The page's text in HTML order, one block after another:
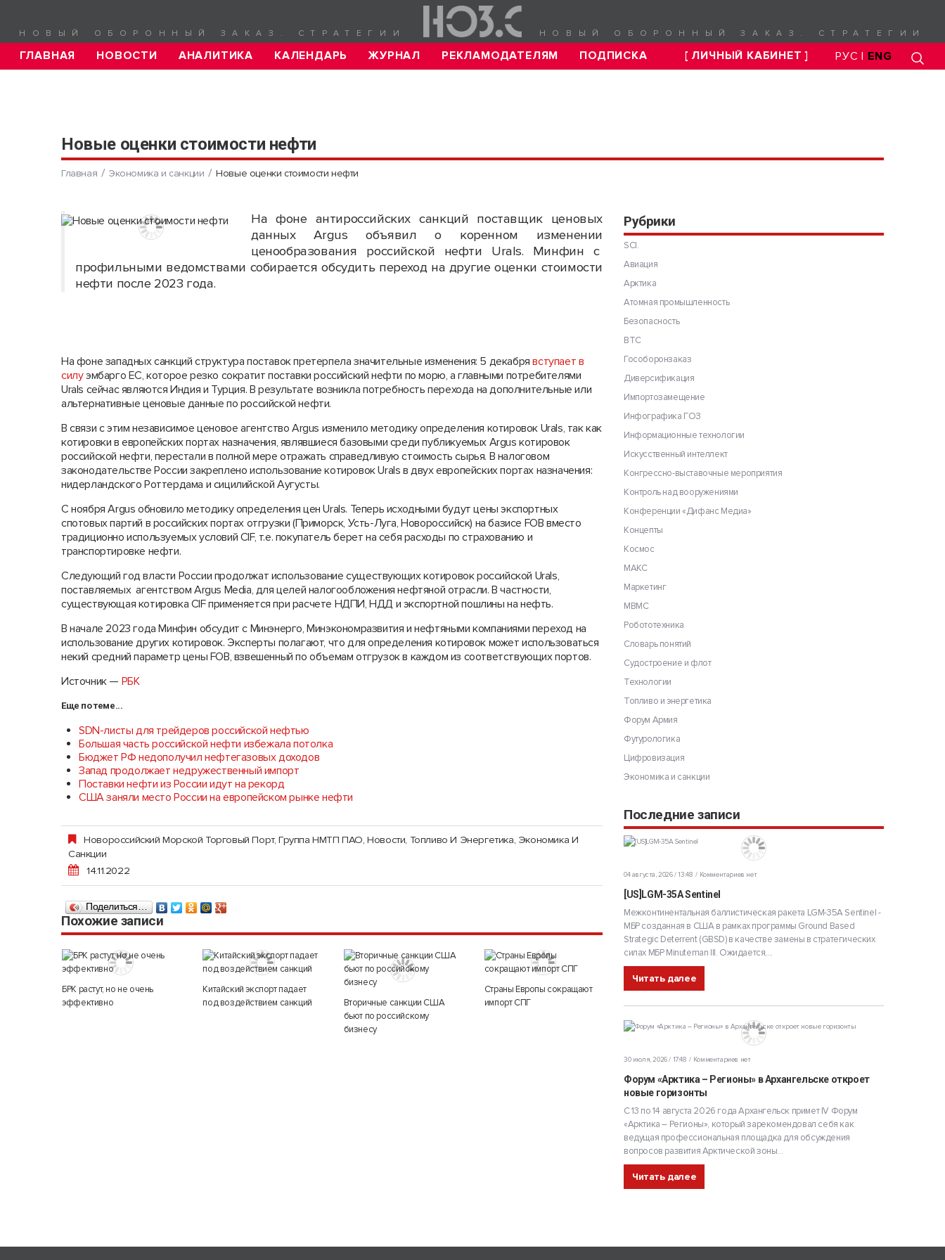
НОВЫЙ ОБОРОННЫЙ ЗАКАЗ. СТРАТЕГИИ НОВЫЙ ОБОРОННЫЙ ЗАКАЗ. СТРАТЕГИИ
ГЛАВНАЯ НОВОСТИ АНАЛИТИКА КАЛЕНДАРЬ ЖУРНАЛ РЕКЛАМОДАТЕЛЯМ ПОДПИСКА [ ЛИЧНЫЙ КАБИНЕТ ] РУС | ENG
Новые оценки стоимости нефти
Главная Экономика и санкции Новые оценки стоимости нефти
На фоне антироссийских санкций поставщик ценовых
данных Argus объявил о коренном изменении
ценообразования российской нефти Urals. Минфин с
профильными ведомствами собирается обсудить переход на другие оценки стоимости
нефти после 2023 года.
На фоне западных санкций структура поставок претерпела значительные изменения: 5 декабрявступает в
силуэмбарго ЕС, которое резко сократит поставки российский нефти по морю, а главными потребителями
Urals сейчас являются Индия и Турция. В результате возникла потребность перехода на дополнительные или
альтернативные ценовые данные по российской нефти.
В связи с этим независимое ценовое агентство Argus изменило методику определения котировок Urals, так как
котировки в европейских портах назначения, являвшиеся базовыми среди публикуемых Argus котировок
российской нефти, перестали в полной мере отражать справедливую стоимость сырья. В налоговом
законодательстве России закреплено использование котировок Urals в двух европейских портах назначения:
нидерландского Роттердама и сицилийской Аугусты.
С ноября Argus обновило методику определения цен Urals. Теперь исходными будут цены экспортных
спотовых партий в российских портах отгрузки (Приморск, Усть-Луга, Новороссийск) на базисе FOB вместо
традиционно используемых условий CIF, т.е. покупатель берет на себя расходы по страхованию и
транспортировке нефти.
Следующий год власти России продолжат использование существующих котировок российской Urals,
поставляемых агентством Argus Media, для целей налогообложения нефтяной отрасли. В частности,
существующая котировка CIF применяется при расчете НДПИ, НДД и экспортной пошлины на нефть.
В начале 2023 года Минфин обсудит с Минэнерго, Минэкономразвития и нефтяными компаниями переход на
использование других котировок. Эксперты полагают, что для определения котировок может использоваться
некий средний параметр цены FOB, взвешенный по объемам отгрузок в каждом из соответствующих портов.
Источник — РБК
Еще по теме...
SDN-листы для трейдеров российской нефтью
Большая часть российской нефти избежала потолка
Бюджет РФ недополучил нефтегазовых доходов
Запад продолжает недружественный импорт
Поставки нефти из России идут на рекорд
США заняли место России на европейском рынке нефти
Новороссийский Морской Торговый Порт, Группа НМТП ПАО,Новости, Топливо И Энергетика, Экономика И
Санкции
14.11.2022
Поделиться…
Похожие записи
БРК растут, но не очень
эффективно
Китайский экспорт падает
под воздействием санкций
Вторичные санкции США
бьют по российскому
бизнесу
Страны Европы сокращают
импорт СПГ
Рубрики
SCI.
Авиация
Арктика
Атомная промышленность
Безопасность
ВТС
Гособоронзаказ
Диверсификация
Импортозамещение
Инфографика ГОЗ
Информационные технологии
Искусственный интеллект
Конгрессно-выставочные мероприятия
Контроль над вооружениями
Конференции «Дифанс Медиа»
Концепты
Космос
МАКС
Маркетинг
МВМС
Робототехника
Словарь понятий
Судостроение и флот
Технологии
Топливо и энергетика
Форум Армия
Футурологика
Цифровизация
Экономика и санкции
Последние записи
04 августа, 2026 / 13:48 Комментариев нет
[US]LGM-35A Sentinel
Межконтинентальная баллистическая ракета LGM-35A Sentinel -
МБР созданная в США в рамках программы Ground Based
Strategic Deterrent (GBSD) в качестве замены в стратегических
силах МБР Minuteman III. Ожидается,...
Читать далее
30 июля, 2026 / 17:48 Комментариев нет
Форум «Арктика – Регионы» в Архангельске откроет
новые горизонты
С 13 по 14 августа 2026 года Архангельск примет IV Форум
«Арктика – Регионы», который зарекомендовал себя как
ведущая профессиональная площадка для обсуждения
вопросов развития Арктической зоны...
Читать далее